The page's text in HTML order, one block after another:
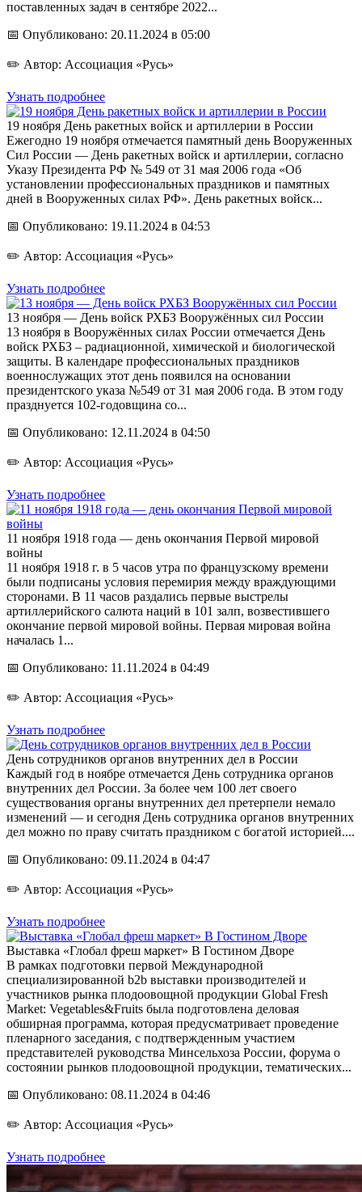
поставленных задач в сентябре 2022...
📅 Опубликовано: 20.11.2024 в 05:00
✏️ Автор: Ассоциация «Русь»
Узнать подробнее
19 ноября День ракетных войск и артиллерии в России
Ежегодно 19 ноября отмечается памятный день Вооруженных
Сил России — День ракетных войск и артиллерии, согласно
Указу Президента РФ № 549 от 31 мая 2006 года «Об
установлении профессиональных праздников и памятных
дней в Вооруженных силах РФ». День ракетных войск...
📅 Опубликовано: 19.11.2024 в 04:53
✏️ Автор: Ассоциация «Русь»
Узнать подробнее
13 ноября — День войск РХБЗ Вооружённых сил России
13 ноября в Вооружённых силах России отмечается День
войск РХБЗ – радиационной, химической и биологической
защиты. В календаре профессиональных праздников
военнослужащих этот день появился на основании
президентского указа №549 от 31 мая 2006 года. В этом году
празднуется 102-годовщина со...
📅 Опубликовано: 12.11.2024 в 04:50
✏️ Автор: Ассоциация «Русь»
Узнать подробнее
11 ноября 1918 года — день окончания Первой мировой
войны
11 ноября 1918 г. в 5 часов утра по французскому времени
были подписаны условия перемирия между враждующими
сторонами. В 11 часов раздались первые выстрелы
артиллерийского салюта наций в 101 залп, возвестившего
окончание первой мировой войны. Первая мировая война
началась 1...
📅 Опубликовано: 11.11.2024 в 04:49
✏️ Автор: Ассоциация «Русь»
Узнать подробнее
День сотрудников органов внутренних дел в России
Каждый год в ноябре отмечается День сотрудника органов
внутренних дел России. За более чем 100 лет своего
существования органы внутренних дел претерпели немало
изменений — и сегодня День сотрудника органов внутренних
дел можно по праву считать праздником с богатой историей....
📅 Опубликовано: 09.11.2024 в 04:47
✏️ Автор: Ассоциация «Русь»
Узнать подробнее
Выставка «Глобал фреш маркет» В Гостином Дворе
В рамках подготовки первой Международной
специализированной b2b выставки производителей и
участников рынка плодоовощной продукции Global Fresh
Market: Vegetables&Fruits была подготовлена деловая
обширная программа, которая предусматривает проведение
пленарного заседания, с подтвержденным участием
представителей руководства Минсельхоза России, форума о
состоянии рынков плодоовощной продукции, тематических...
📅 Опубликовано: 08.11.2024 в 04:46
✏️ Автор: Ассоциация «Русь»
Узнать подробнее